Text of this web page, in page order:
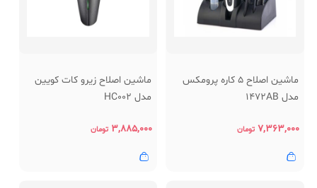
ماشین اصلاح 5 کاره پرومکس
مدل 1472AB
۷,۳۶۳,۰۰۰ تومان
ماشین اصلاح زیرو کات کویین
مدل HC002
۳,۸۸۵,۰۰۰ تومان